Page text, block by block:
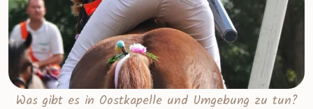
Was gibt es in Oostkapelle und Umgebung zu tun?